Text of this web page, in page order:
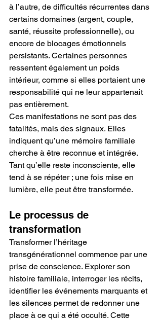
à l’autre, de difficultés récurrentes dans
certains domaines (argent, couple,
santé, réussite professionnelle), ou
encore de blocages émotionnels
persistants. Certaines personnes
ressentent également un poids
intérieur, comme si elles portaient une
responsabilité qui ne leur appartenait
pas entièrement.
Ces manifestations ne sont pas des
fatalités, mais des signaux. Elles
indiquent qu’une mémoire familiale
cherche à être reconnue et intégrée.
Tant qu’elle reste inconsciente, elle
tend à se répéter ; une fois mise en
lumière, elle peut être transformée.
Le processus de
transformation
Transformer l’héritage
transgénérationnel commence par une
prise de conscience. Explorer son
histoire familiale, interroger les récits,
identifier les événements marquants et
les silences permet de redonner une
place à ce qui a été occulté. Cette